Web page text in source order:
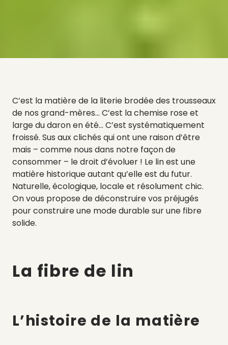
C’est la matière de la literie brodée des trousseaux
de nos grand-mères… C’est la chemise rose et
large du daron en été… C’est systématiquement
froissé. Sus aux clichés qui ont une raison d’être
mais – comme nous dans notre façon de
consommer – le droit d’évoluer ! Le lin est une
matière historique autant qu’elle est du futur.
Naturelle, écologique, locale et résolument chic.
On vous propose de déconstruire vos préjugés
pour construire une mode durable sur une fibre
solide.
La fibre de lin
L’histoire de la matière